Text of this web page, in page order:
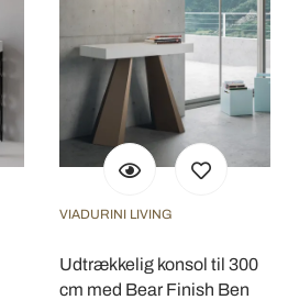
VIADURINI LIVING
Udtrækkelig konsol til 300
cm med Bear Finish Ben